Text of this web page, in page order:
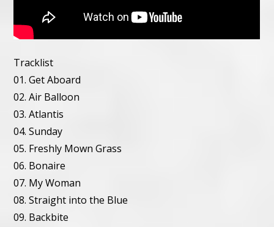
Tracklist
01. Get Aboard
02. Air Balloon
03. Atlantis
04. Sunday
05. Freshly Mown Grass
06. Bonaire
07. My Woman
08. Straight into the Blue
09. Backbite